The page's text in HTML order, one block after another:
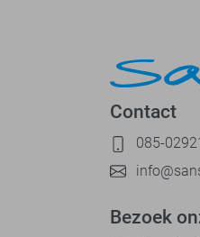
Contact
085-
Bezoek